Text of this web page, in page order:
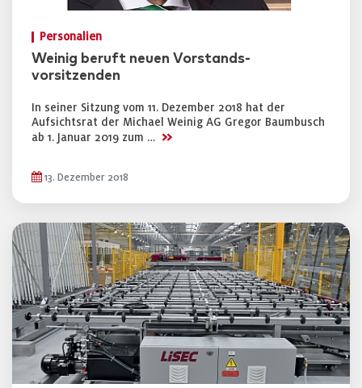
Personalien
Weinig beruft neuen Vorstands-
vorsitzenden
In seiner Sitzung vom 11. Dezember 2018 hat der
Aufsichtsrat der Michael Weinig AG Gregor Baumbusch
ab 1. Januar 2019 zum … >>
13. Dezember 2018